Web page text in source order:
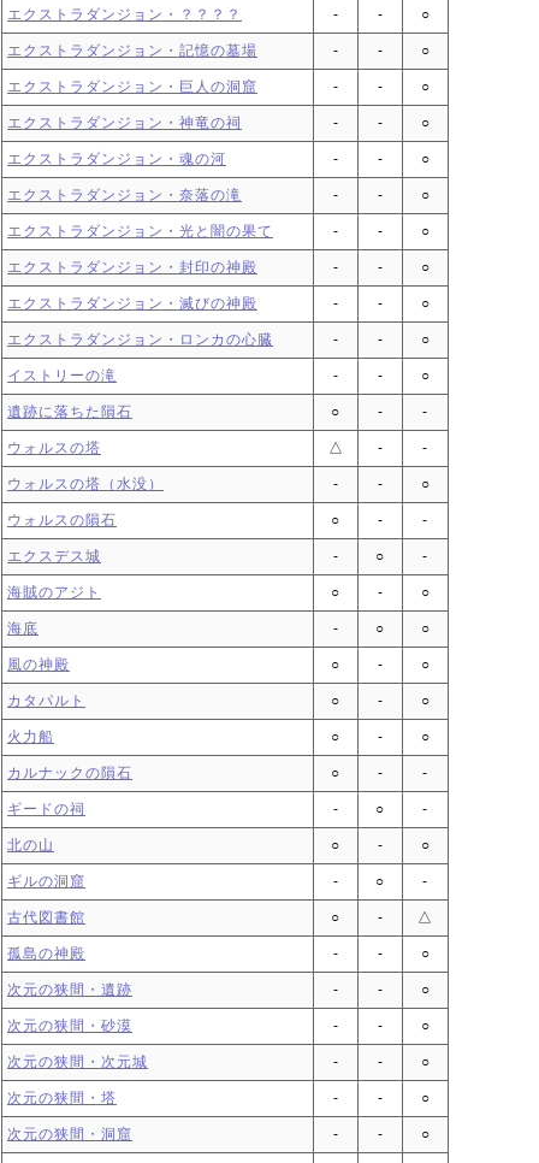
エクストラダンジョン・？？？？ ‐ ‐ ○
エクストラダンジョン・記憶の墓場 ‐ ‐ ○
エクストラダンジョン・巨人の洞窟 ‐ ‐ ○
エクストラダンジョン・神竜の祠 ‐ ‐ ○
エクストラダンジョン・魂の河 ‐ ‐ ○
エクストラダンジョン・奈落の滝 ‐ ‐ ○
エクストラダンジョン・光と闇の果て ‐ ‐ ○
エクストラダンジョン・封印の神殿 ‐ ‐ ○
エクストラダンジョン・滅びの神殿 ‐ ‐ ○
エクストラダンジョン・ロンカの心臓 ‐ ‐ ○
イストリーの滝 ‐ ‐ ○
遺跡に落ちた隕石 ○ ‐ ‐
ウォルスの塔 △ ‐ ‐
ウォルスの塔（水没） ‐ ‐ ○
ウォルスの隕石 ○ ‐ ‐
エクスデス城 ‐ ○ ‐
海賊のアジト ○ ‐ ○
海底 ‐ ○ ○
風の神殿 ○ ‐ ○
カタパルト ○ ‐ ○
火力船 ○ ‐ ○
カルナックの隕石 ○ ‐ ‐
ギードの祠 ‐ ○ ‐
北の山 ○ ‐ ○
ギルの洞窟 ‐ ○ ‐
古代図書館 ○ ‐ △
孤島の神殿 ‐ ‐ ○
次元の狭間・遺跡 ‐ ‐ ○
次元の狭間・砂漠 ‐ ‐ ○
次元の狭間・次元城 ‐ ‐ ○
次元の狭間・塔 ‐ ‐ ○
次元の狭間・洞窟 ‐ ‐ ○